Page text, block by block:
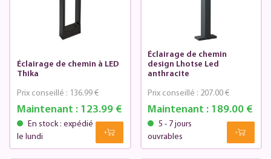
Éclairage de chemin à LED
Thika
Maintenant :123.99 €
Prix conseillé : 136.99 €
En stock : expédié
le lundi
Éclairage de chemin
design Lhotse Led
anthracite
Maintenant : 189.00 €
Prix conseillé : 207.00 €
5 - 7 jours
ouvrables